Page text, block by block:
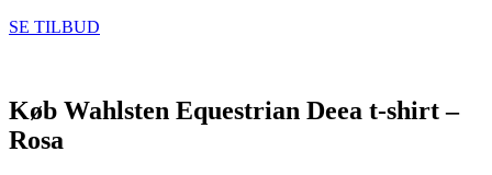
pris
SE TILBUD
Køb Wahlsten Equestrian Deea t-shirt –
Rosa